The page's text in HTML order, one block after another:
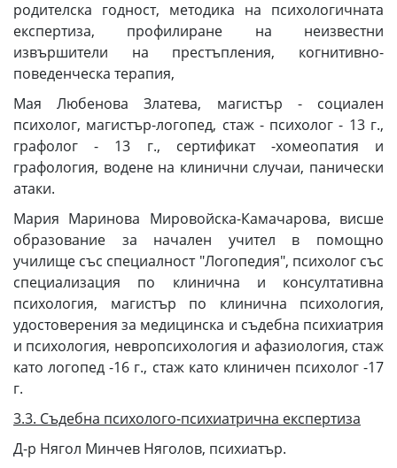
родителска годност, методика на психологичната
експертиза, профилиране на неизвестни
извършители на престъпления, когнитивно-
поведенческа терапия,
Мая Любенова Златева, магистър - социален
психолог, магистър-логопед, стаж - психолог - 13 г.,
графолог - 13 г., сертификат -хомеопатия и
графология, водене на клинични случаи, панически
атаки.
Мария Маринова Мировойска-Камачарова, висше
образование за начален учител в помощно
училище със специалност "Логопедия", психолог със
специализация по клинична и консултативна
психология, магистър по клинична психология,
удостоверения за медицинска и съдебна психиатрия
и психология, невропсихология и афазиология, стаж
като логопед -16 г., стаж като клиничен психолог -17
г.
3.3. Съдебна психолого-психиатрична експертиза
Д-р Нягол Минчев Няголов, психиатър.